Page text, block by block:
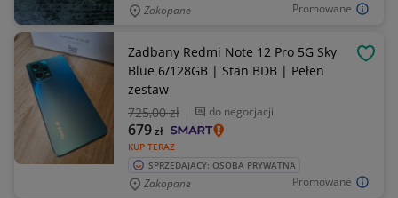
Promowane
Zakopane
Promowane
Zadbany Redmi Note 12 Pro 5G Sky
Blue 6/128GB | Stan BDB | Pełen
zestaw
725,00 zł do negocjacji
KUP TERAZ
679zł
SPRZEDAJĄCY: OSOBA PRYWATNA
Zakopane